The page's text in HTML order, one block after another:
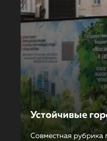
Устойчивые
Совместная рубрика